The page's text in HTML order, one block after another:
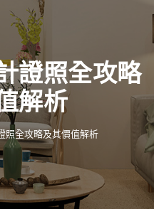
證照全攻略
解析
照全攻略及其價值解析